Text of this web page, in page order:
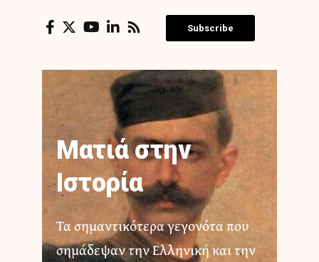
Subscribe
Ματιά στην
Ιστορία
Τα σημαντικότερα γεγονότα που
σημάδεψαν την Ελληνική και την